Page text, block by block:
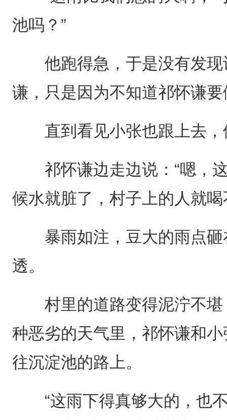
池吗？”
他跑得急，于是没有发现
谦，只是因为不知道祁怀谦
直到看见小张也跟上去，
祁怀谦边走边说：“嗯，这
候水就脏了，村子上的人就喝
暴雨如注，豆大的雨点砸
透。
村里的道路变得泥泞不堪
种恶劣的天气里，祁怀谦和
往沉淀池的路上。
“这雨下得真够大的，也不